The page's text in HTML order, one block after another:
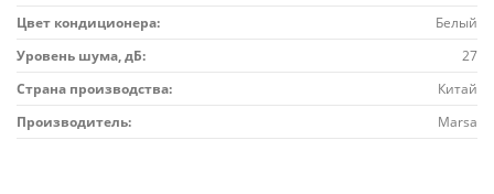
Цвет кондиционера:
Белый
Уровень шума, дБ:
27
Страна производства:
Китай
Производитель:
Marsa